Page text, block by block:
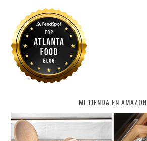
MI TIENDA EN AMAZON